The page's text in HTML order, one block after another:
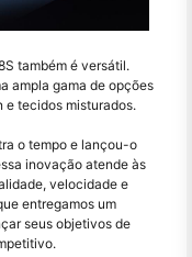
também é versátil.
ampla gama de opções
e tecidos misturados.
o tempo e lançou-o
inovação atende às
velocidade e
entregamos um
seus objetivos de